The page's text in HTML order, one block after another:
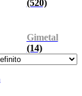
(520)
Gimetal
(14)